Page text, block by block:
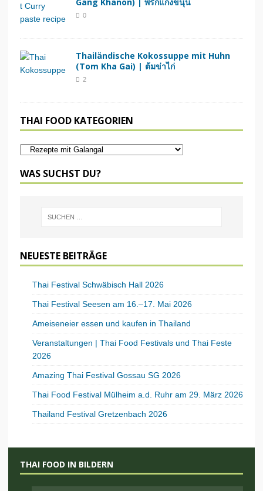
0
Thailändische Kokossuppe mit Huhn
(Tom Kha Gai) | ต้มข่าไก่
2
THAI FOOD KATEGORIEN
WAS SUCHST DU?
NEUESTE BEITRÄGE
Thai Festival Schwäbisch Hall 2026
Thai Festival Seesen am 16.–17. Mai 2026
Ameiseneier essen und kaufen in Thailand
Veranstaltungen | Thai Food Festivals und Thai Feste
2026
Amazing Thai Festival Gossau SG 2026
Thai Food Festival Mülheim a.d. Ruhr am 29. März 2026
Thailand Festival Gretzenbach 2026
THAI FOOD IN BILDERN